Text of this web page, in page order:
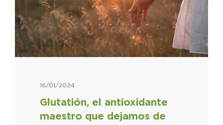
Glutatión, el antioxidante
maestro que dejamos de
16/01/2024